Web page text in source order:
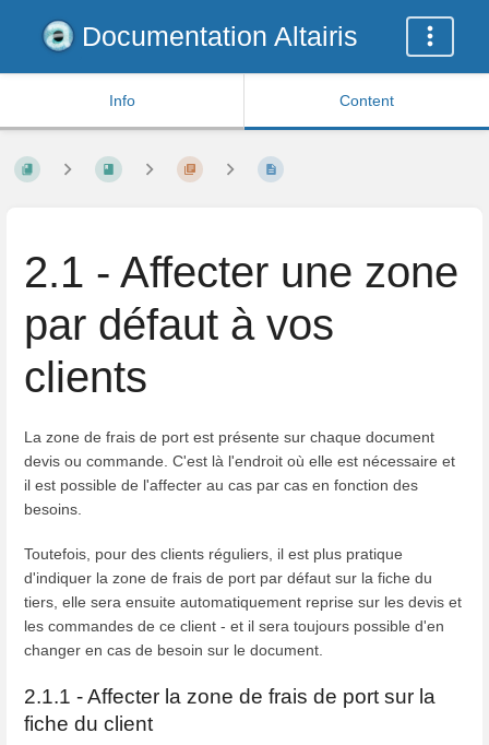
Documentation Altairis
Info Content
2.1 - Affecter une zone
par défaut à vos
clients
La zone de frais de port est présente sur chaque document
devis ou commande. C'est là l'endroit où elle est nécessaire et
il est possible de l'affecter au cas par cas en fonction des
besoins.
Toutefois, pour des clients réguliers, il est plus pratique
d'indiquer la zone de frais de port par défaut sur la fiche du
tiers, elle sera ensuite automatiquement reprise sur les devis et
les commandes de ce client - et il sera toujours possible d'en
changer en cas de besoin sur le document.
2.1.1 - Affecter la zone de frais de port sur la
fiche du client